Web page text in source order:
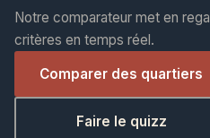
Notre comparateur met en
critères en temps réel.
Comparer des quartiers
Faire le quizz